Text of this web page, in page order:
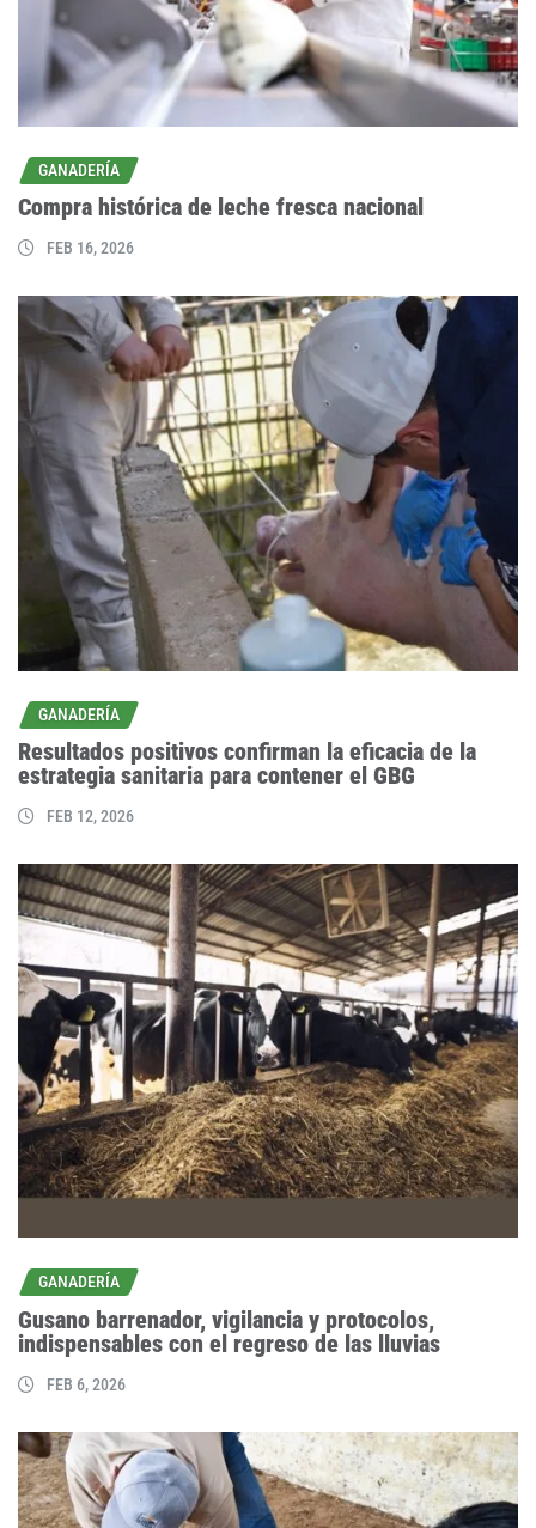
GANADERÍA
Compra histórica de leche fresca nacional
FEB 16, 2026
GANADERÍA
Resultados positivos confirman la eficacia de la
estrategia sanitaria para contener el GBG
FEB 12, 2026
GANADERÍA
Gusano barrenador, vigilancia y protocolos,
indispensables con el regreso de las lluvias
FEB 6, 2026